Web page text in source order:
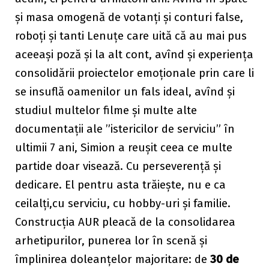
și masa omogenă de votanți și conturi false,
roboți și tanti Lenuțe care uită că au mai pus
aceeași poză și la alt cont, avînd și experiența
consolidării proiectelor emoționale prin care li
se insuflă oamenilor un fals ideal, avînd și
studiul multelor filme și multe alte
documentații ale ”istericilor de serviciu” în
ultimii 7 ani, Simion a reușit ceea ce multe
partide doar visează. Cu perseverență și
dedicare. El pentru asta trăiește, nu e ca
ceilalți,cu serviciu, cu hobby-uri și familie.
Construcția AUR pleacă de la consolidarea
arhetipurilor, punerea lor în scenă și
împlinirea doleanțelor majoritare: de 30 de